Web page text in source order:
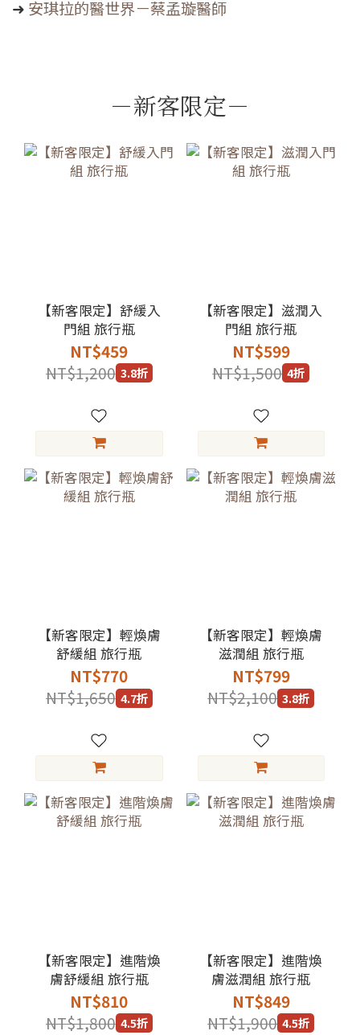
➜ 安琪拉的醫世界－蔡孟璇醫師
－新客限定－
【新客限定】舒緩入
門組 旅行瓶
NT$459
NT$1,200 3.8折
【新客限定】滋潤入
門組 旅行瓶
NT$599
NT$1,500 4折
【新客限定】輕煥膚
舒緩組 旅行瓶
NT$770
NT$1,650 4.7折
【新客限定】輕煥膚
滋潤組 旅行瓶
NT$799
NT$2,100 3.8折
【新客限定】進階煥
膚舒緩組 旅行瓶
NT$810
NT$1,800 4.5折
【新客限定】進階煥
膚滋潤組 旅行瓶
NT$849
NT$1,900 4.5折